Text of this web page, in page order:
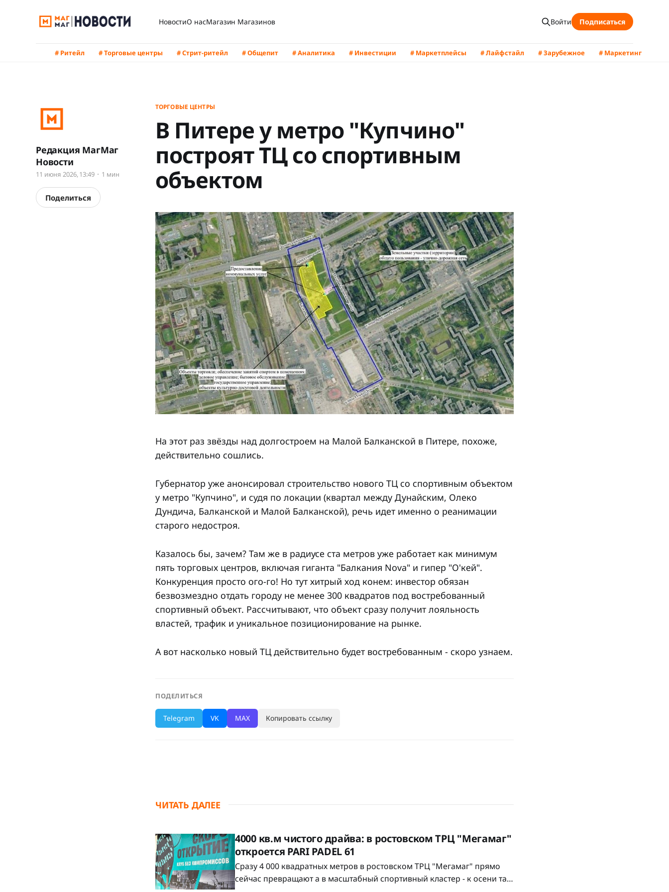
НовостиО насМагазин Магазинов Войти Подписаться
# Ритейл # Торговые центры # Стрит-ритейл # Общепит # Аналитика # Инвестиции # Маркетплейсы # Лайфстайл # Зарубежное # Маркетинг
ТОРГОВЫЕ ЦЕНТРЫ
В Питере у метро "Купчино"
построят ТЦ со спортивным
объектом
Редакция МагМаг
Новости
11 июня 2026, 13:49 1 мин
Поделиться
На этот раз звёзды над долгостроем на Малой Балканской в Питере, похоже,
действительно сошлись.
Губернатор уже анонсировал строительство нового ТЦ со спортивным объектом
у метро "Купчино", и судя по локации (квартал между Дунайским, Олеко
Дундича, Балканской и Малой Балканской), речь идет именно о реанимации
старого недостроя.
Казалось бы, зачем? Там же в радиусе ста метров уже работает как минимум
пять торговых центров, включая гиганта "Балкания Nova" и гипер "О'кей".
Конкуренция просто ого-го! Но тут хитрый ход конем: инвестор обязан
безвозмездно отдать городу не менее 300 квадратов под востребованный
спортивный объект. Рассчитывают, что объект сразу получит лояльность
властей, трафик и уникальное позиционирование на рынке.
А вот насколько новый ТЦ действительно будет востребованным - скоро узнаем.
ПОДЕЛИТЬСЯ
Telegram VK MAX Копировать ссылку
ЧИТАТЬ ДАЛЕЕ
4000 кв.м чистого драйва: в ростовском ТРЦ "Мегамаг"
откроется PARI PADEL 61
Сразу 4 000 квадратных метров в ростовском ТРЦ "Мегамаг" прямо
сейчас превращают а в масштабный спортивный кластер - к осени там